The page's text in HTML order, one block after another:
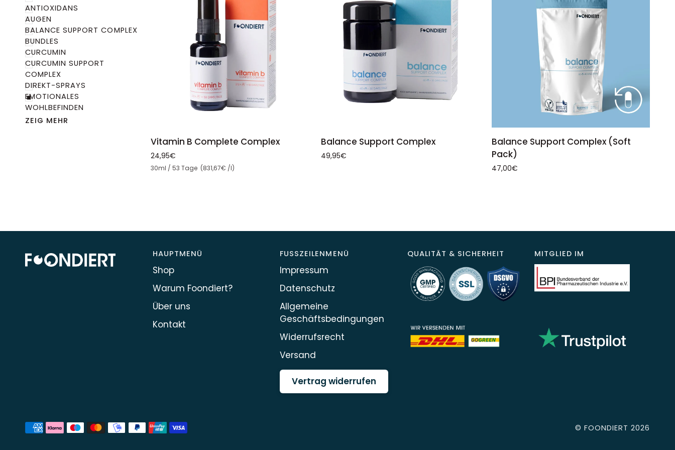
ANTIOXIDANS
AUGEN
BALANCE SUPPORT COMPLEX
BUNDLES
CURCUMIN
CURCUMIN SUPPORT
COMPLEX
DIREKT-SPRAYS
EMOTIONALES
WOHLBEFINDEN
ZEIG MEHR
Vitamin
B
Complete
Complex
Vitamin B Complete Complex
24,95€
Stückpreis
30ml / 53 Tage (831,67€ /l)
Balance
Support
Complex
Balance Support Complex
49,95€
IN DEN WARENKORB
Balance
Support
Complex
(Soft
Balance Support Complex (Soft
Pack)
47,00€
HAUPTMENÜ
Shop
Warum Foondiert?
Über uns
Kontakt
FUSSZEILENMENÜ
Impressum
Datenschutz
Allgemeine
Geschäftsbedingungen
Widerrufsrecht
Versand
Vertrag widerrufen
QUALITÄT & SICHERHEIT MITGLIED IM
© FOONDIERT 2026